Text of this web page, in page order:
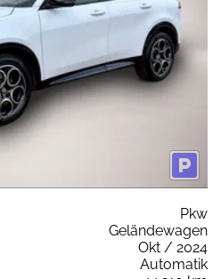
Pkw
Geländewagen
Okt / 2024
Automatik